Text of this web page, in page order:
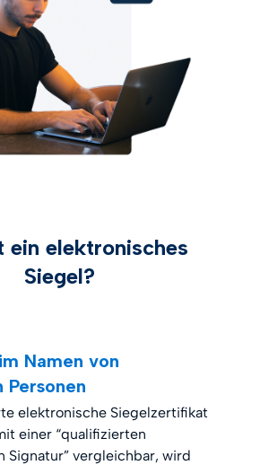
ein elektronisches
Siegel?
Namen von
Personen
elektronische Siegelzertifikat
einer “qualifizierten
Signatur” vergleichbar, wird